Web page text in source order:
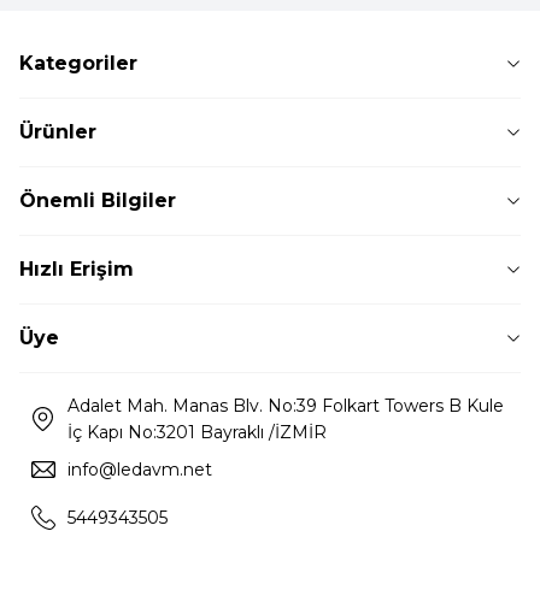
Kategoriler
Ürünler
Önemli Bilgiler
Hızlı Erişim
Üye
Adalet Mah. Manas Blv. No:39 Folkart Towers B Kule
İç Kapı No:3201 Bayraklı /İZMİR
info@ledavm.net
5449343505